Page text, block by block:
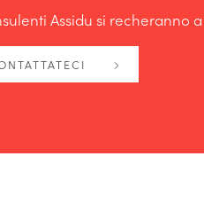
Assidu si recheranno